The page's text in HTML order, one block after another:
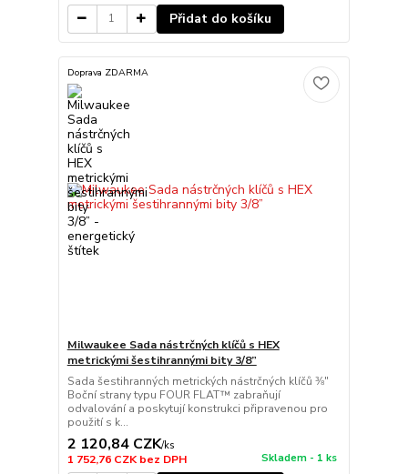
Přidat do košíku
Doprava ZDARMA
Milwaukee Sada nástrčných klíčů s HEX
metrickými šestihrannými bity 3/8”
Sada šestihranných metrických nástrčných klíčů ⅜″
Boční strany typu FOUR FLAT™ zabraňují
odvalování a poskytují konstrukci připravenou pro
použití s k...
2 120,84 CZK/ks
1 752,76 CZKbez DPH Skladem - 1 ks